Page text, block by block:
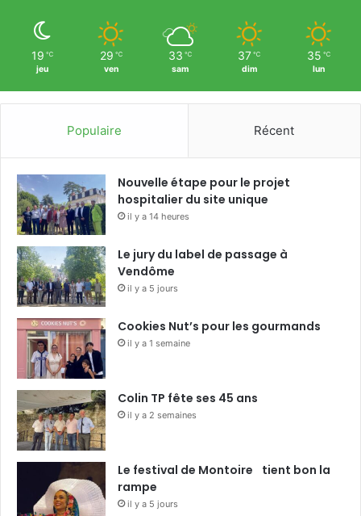
19 ℃
jeu
29 ℃
ven
33 ℃
sam
37 ℃
dim
35 ℃
lun
Populaire Récent
Nouvelle étape pour le projet
hospitalier du site unique
il y a 14 heures
Le jury du label de passage à
Vendôme
il y a 5 jours
Cookies Nut’s pour les gourmands
il y a 1 semaine
Colin TP fête ses 45 ans
il y a 2 semaines
Le festival de Montoire tient bon la
rampe
il y a 5 jours